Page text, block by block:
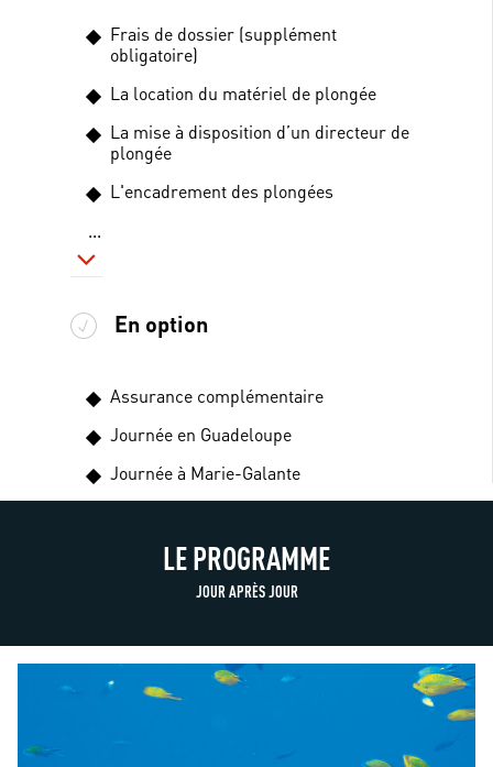
Frais de dossier (supplément
obligatoire)
La location du matériel de plongée
La mise à disposition d’un directeur de
plongée
L'encadrement des plongées
...
En option
Assurance complémentaire
Journée en Guadeloupe
Journée à Marie-Galante
LE PROGRAMME
JOUR APRÈS JOUR